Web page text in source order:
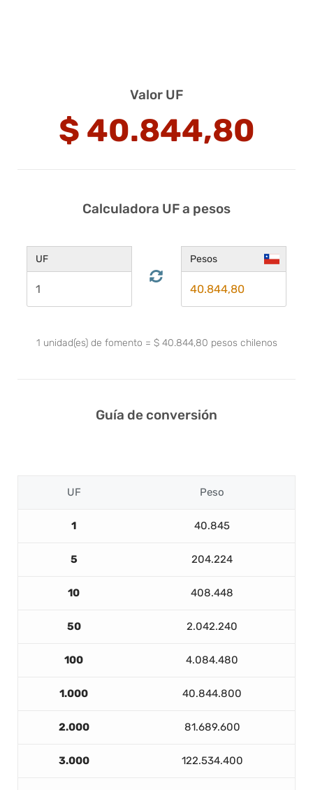
Valor UF
$ 40.844,80
Calculadora UF a pesos
UF Pesos
1 unidad(es) de fomento = $ 40.844,80 pesos chilenos
Guía de conversión
UF Peso
1 40.845
5 204.224
10 408.448
50 2.042.240
100 4.084.480
1.000 40.844.800
2.000 81.689.600
3.000 122.534.400